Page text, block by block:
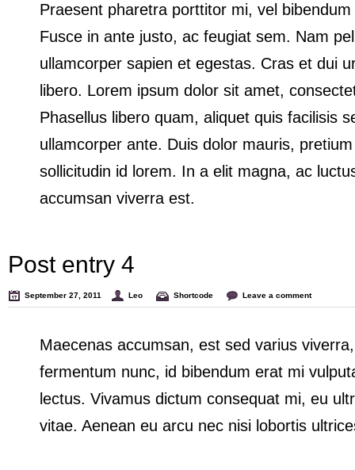
Praesent pharetra porttitor mi, vel
Fusce in ante justo, ac feugiat sem. Nam
ullamcorper sapien et egestas. Cras et dui
libero. Lorem ipsum dolor sit amet,
Phasellus libero quam, aliquet quis facilisis
ullamcorper ante. Duis dolor mauris,
sollicitudin id lorem. In a elit magna, ac
accumsan viverra est.
Post entry 4
September 27, 2011 Leo Shortcode Leave a comment
Maecenas accumsan, est sed varius
fermentum nunc, id bibendum erat mi
lectus. Vivamus dictum consequat mi, eu
vitae. Aenean eu arcu nec nisi lobortis